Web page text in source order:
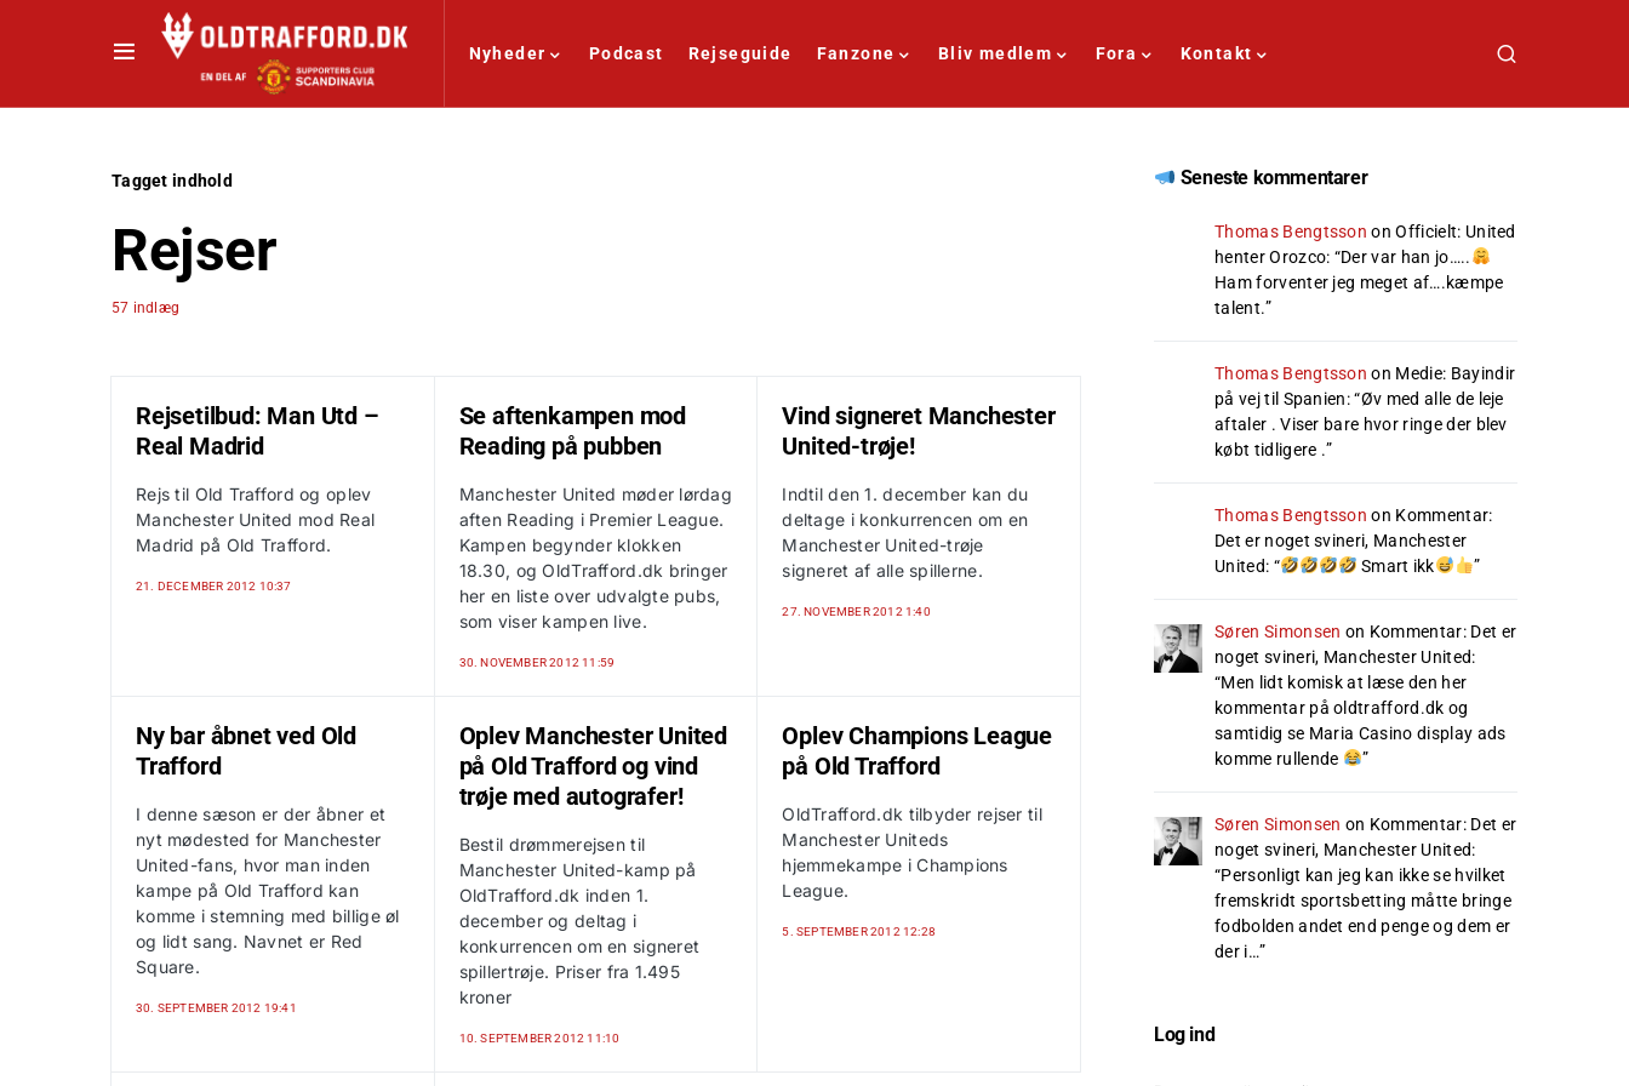
Nyheder Podcast Rejseguide Fanzone Bliv medlem Fora Kontakt
Tagget indhold
Rejser
57 indlæg
Rejsetilbud: Man Utd –
Real Madrid
Rejs til Old Trafford og oplev
Manchester United mod Real
Madrid på Old Trafford.
21. DECEMBER 2012 10:37
Se aftenkampen mod
Reading på pubben
Manchester United møder lørdag
aften Reading i Premier League.
Kampen begynder klokken
18.30, og OldTrafford.dk bringer
her en liste over udvalgte pubs,
som viser kampen live.
30. NOVEMBER 2012 11:59
Vind signeret Manchester
United-trøje!
Indtil den 1. december kan du
deltage i konkurrencen om en
Manchester United-trøje
signeret af alle spillerne.
27. NOVEMBER 2012 1:40
Ny bar åbnet ved Old
Trafford
I denne sæson er der åbner et
nyt mødested for Manchester
United-fans, hvor man inden
kampe på Old Trafford kan
komme i stemning med billige øl
og lidt sang. Navnet er Red
Square.
30. SEPTEMBER 2012 19:41
Oplev Manchester United
på Old Trafford og vind
trøje med autografer!
Bestil drømmerejsen til
Manchester United-kamp på
OldTrafford.dk inden 1.
december og deltag i
konkurrencen om en signeret
spillertrøje. Priser fra 1.495
kroner
10. SEPTEMBER 2012 11:10
Oplev Champions League
på Old Trafford
OldTrafford.dk tilbyder rejser til
Manchester Uniteds
hjemmekampe i Champions
League.
5. SEPTEMBER 2012 12:28
Seneste kommentarer
Thomas Bengtsson onOfficielt: United
henter Orozco: “Der var han jo…..
Ham forventer jeg meget af….kæmpe
talent.”
Thomas Bengtsson on Medie: Bayindir
på vej til Spanien: “Øv med alle de leje
aftaler . Viser bare hvor ringe der blev
købt tidligere .”
Thomas Bengtsson on Kommentar:
Det er noget svineri, Manchester
United: “ Smart ikk ”
Søren Simonsen on Kommentar: Det er
noget svineri, Manchester United:
“Men lidt komisk at læse den her
kommentar på oldtrafford.dk og
samtidig se Maria Casino display ads
komme rullende
”
Søren Simonsen on Kommentar: Det er
noget svineri, Manchester United:
“Personligt kan jeg kan ikke se hvilket
fremskridt sportsbetting måtte bringe
fodbolden andet end penge og dem er
der i…”
Log ind